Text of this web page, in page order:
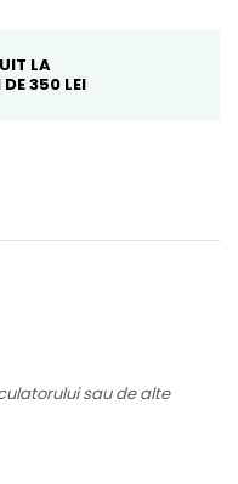
LA
350 LEI
sau de alte